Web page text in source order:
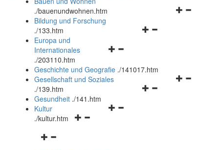
./bauenundwohnen.htm
Navigationsmenü
Bildung und Forschung
./133.htm
Navigationsmenü
und
schließen
Europa und
Internationales
./203110.htm
Geschichte und Geografie ./141017.htm
Navigationsmenü
Gesellschaft und Soziales
./139.htm
Navigationsmenü
Gesundheit ./141.htm
Navigationsmenü
Kultur
./kultur.htm
Navigationsmenü